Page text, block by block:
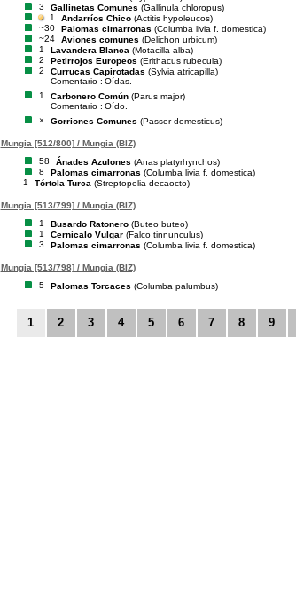
3
Gallinetas Comunes (Gallinula chloropus)
1
Andarríos Chico (Actitis hypoleucos)
~30
Palomas cimarronas (Columba livia f. domestica)
~24
Aviones comunes (Delichon urbicum)
1
Lavandera Blanca (Motacilla alba)
2
Petirrojos Europeos (Erithacus rubecula)
2
Currucas Capirotadas (Sylvia atricapilla)
Comentario : Oídas.
1
Carbonero Común (Parus major)
Comentario : Oído.
×
Gorriones Comunes (Passer domesticus)
Mungia [512/800] / Mungia (BIZ)
58
Ánades Azulones (Anas platyrhynchos)
8
Palomas cimarronas (Columba livia f. domestica)
1
Tórtola Turca (Streptopelia decaocto)
Mungia [513/799] / Mungia (BIZ)
1
Busardo Ratonero (Buteo buteo)
1
Cernícalo Vulgar (Falco tinnunculus)
3
Palomas cimarronas (Columba livia f. domestica)
Mungia [513/798] / Mungia (BIZ)
5
Palomas Torcaces (Columba palumbus)
1 2 3 4 5 6 7 8 9